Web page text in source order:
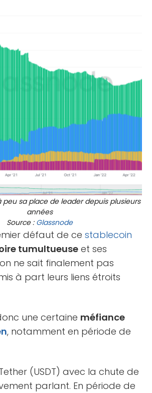
peu sa place de leader depuis plusieurs
années
Source : Glassnode
défaut de ce stablecoin
tumultueuse et ses
ne sait finalement pas
à part leurs liens étroits
une certaine méfiance
, notamment en période de
(USDT) avec la chute de
parlant. En période de